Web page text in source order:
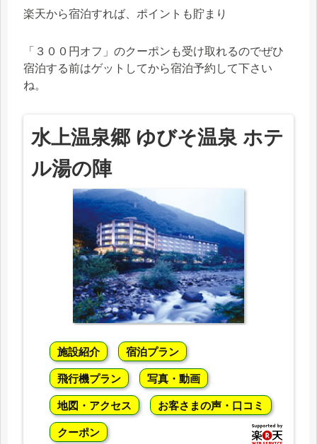
楽天から宿泊すれば、ポイントも貯まり
「３００円オフ」のクーポンも受け取れるのでぜひ
宿泊する前はゲットしてから宿泊予約して下さい
ね。
水上温泉郷 ゆびそ温泉 ホテ
ル湯の陣
施設紹介 宿泊プラン
飛行機プラン 写真・動画
地図・アクセス お客さまの声・口コミ
クーポン